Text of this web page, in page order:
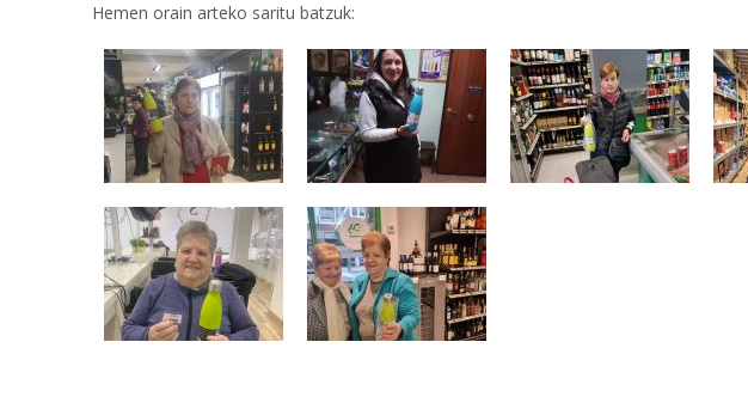
Hemen orain arteko saritu batzuk: